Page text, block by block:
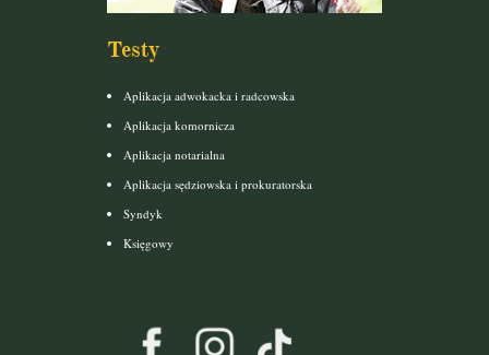
Testy
Aplikacja adwokacka i radcowska
Aplikacja komornicza
Aplikacja notarialna
Aplikacja sędziowska i prokuratorska
Syndyk
Księgowy